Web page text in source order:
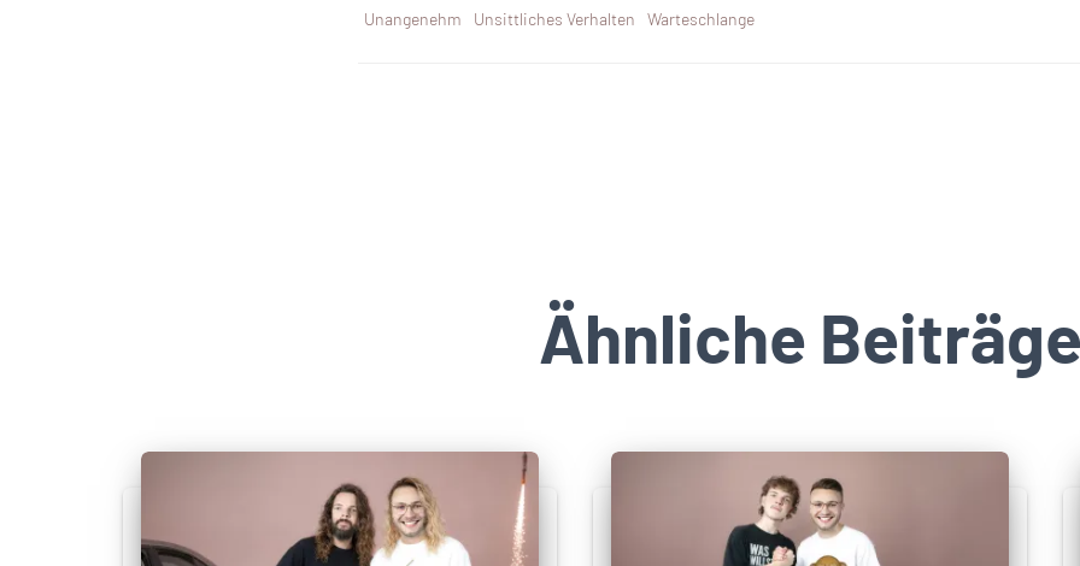
Unangenehm Unsittliches Verhalten Warteschlange
Ähnliche